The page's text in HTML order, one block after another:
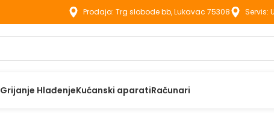
Prodaja: Trg slobode bb, Lukavac 75308 Servis:
Grijanje HlađenjeKućanski aparatiRačunari